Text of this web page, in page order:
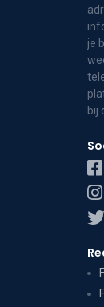
je
bij